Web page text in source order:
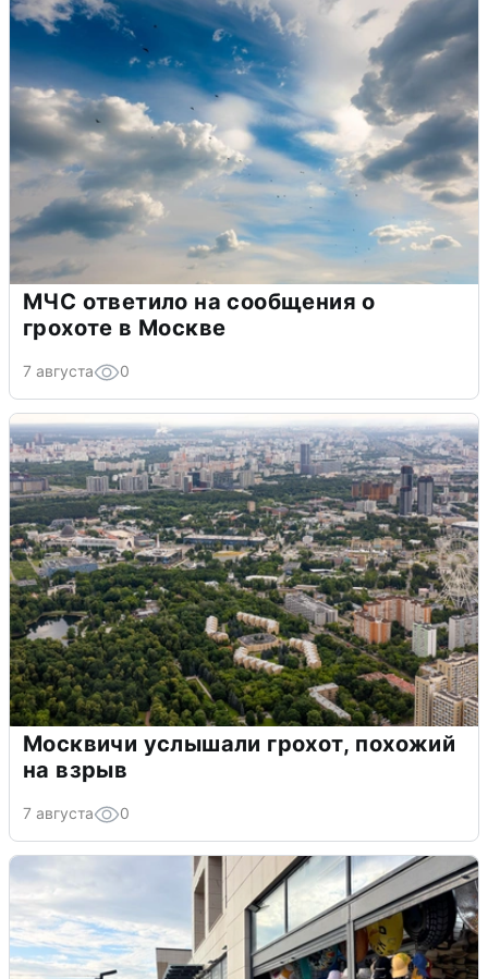
МЧС ответило на сообщения о
грохоте в Москве
7 августа 0
Москвичи услышали грохот, похожий
на взрыв
7 августа 0